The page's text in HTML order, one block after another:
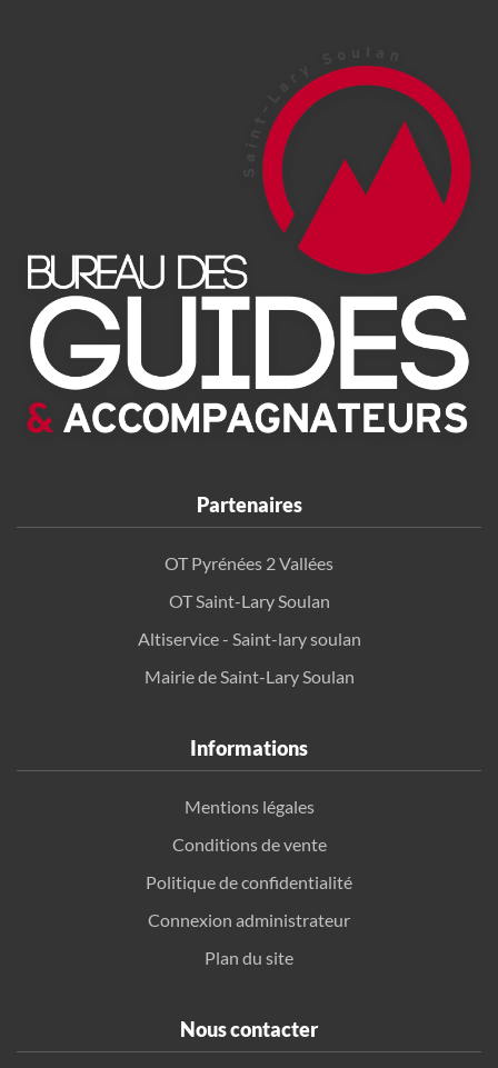
Partenaires
OT Pyrénées 2 Vallées
OT Saint-Lary Soulan
Altiservice - Saint-lary soulan
Mairie de Saint-Lary Soulan
Informations
Mentions légales
Conditions de vente
Politique de confidentialité
Connexion administrateur
Plan du site
Nous contacter